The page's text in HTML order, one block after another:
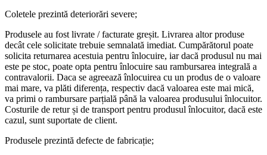
Coletele prezintă deteriorări severe;
Produsele au fost livrate / facturate greșit. Livrarea altor produse
decât cele solicitate trebuie semnalată imediat. Cumpărătorul poate
solicita returnarea acestuia pentru înlocuire, iar dacă produsul nu mai
este pe stoc, poate opta pentru înlocuire sau rambursarea integrală a
contravalorii. Daca se agreează înlocuirea cu un produs de o valoare
mai mare, va plăti diferența, respectiv dacă valoarea este mai mică,
va primi o rambursare parțială până la valoarea produsului înlocuitor.
Costurile de retur și de transport pentru produsul înlocuitor, dacă este
cazul, sunt suportate de client.
Produsele prezintă defecte de fabricație;